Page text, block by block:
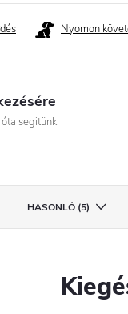
Nyomon
segitünk
HASONLÓ (5)